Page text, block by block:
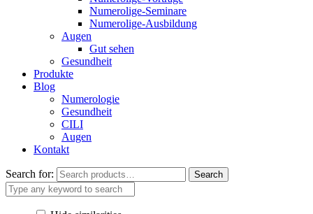
Numerolige-Seminare
Numerolige-Ausbildung
Augen
Gut sehen
Gesundheit
Produkte
Blog
Numerologie
Gesundheit
CILI
Augen
Kontakt
Search for: Search